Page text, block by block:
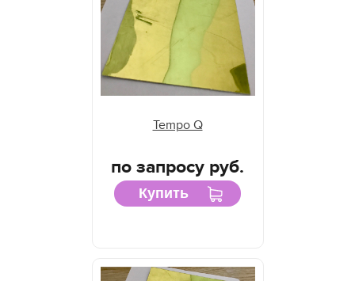
Tempo Q
по запросу руб.
Купить